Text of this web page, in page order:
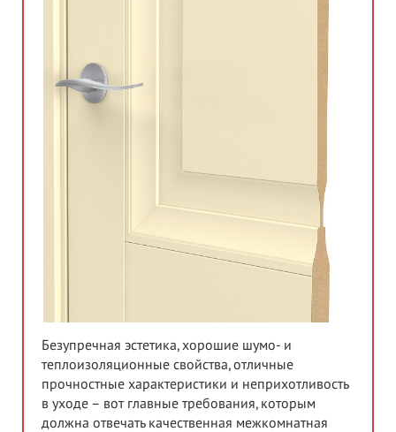
Безупречная эстетика, хорошие шумо- и
теплоизоляционные свойства, отличные
прочностные характеристики и неприхотливость
в уходе – вот главные требования, которым
должна отвечать качественная межкомнатная